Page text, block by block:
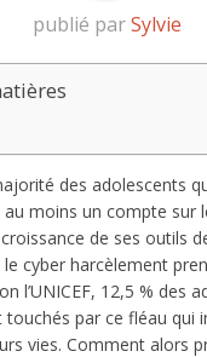
publié parSylvie
des adolescents
moins un compte sur
de ses outils
cyber harcèlement
l’UNICEF, 12,5 % des
touchés par ce fléau qui
vies. Comment alors